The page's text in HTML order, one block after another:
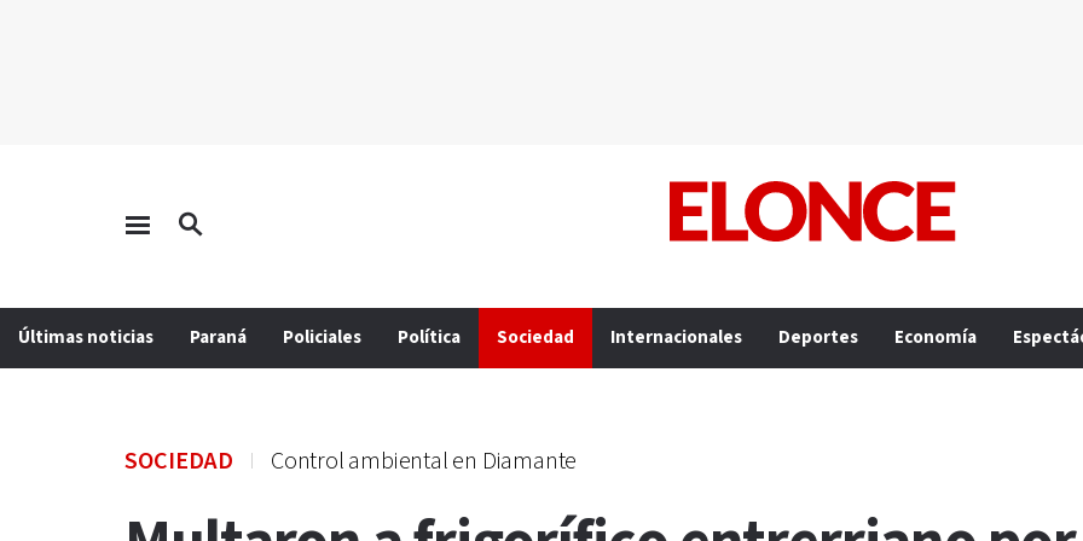
Últimas noticias Paraná Policiales Política Sociedad Internacionales Deportes Economía
SOCIEDAD Control ambiental en Diamante